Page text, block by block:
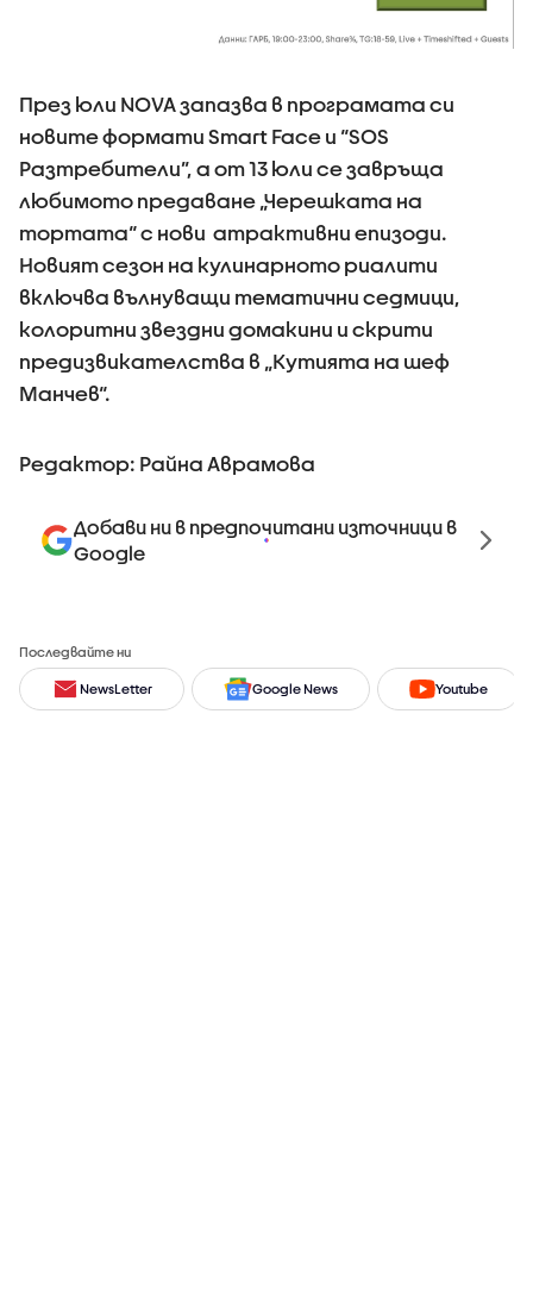
През юли NOVA запазва в програмата си
новите формати Smart Face и “SOS
Разтребители”, а от 13 юли се завръща
любимото предаване „Черешката на
тортата“ с нови атрактивни епизоди.
Новият сезон на кулинарното риалити
включва вълнуващи тематични седмици,
колоритни звездни домакини и скрити
предизвикателства в „Кутията на шеф
Манчев“.
Редактор: Райна Аврамова
Добави ни в предпочитани източници в
Google
Последвайте ни
NewsLetter Google News Youtube